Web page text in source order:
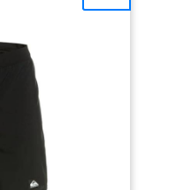
CHLORE: Ultra résistance au
la piscine.
taille: Si vous portez
normalement M (EU), veuillez
choisir L. Si vous avez besoin
de plus d'informations, veuillez
lire le tableau des tailles dans
la description.